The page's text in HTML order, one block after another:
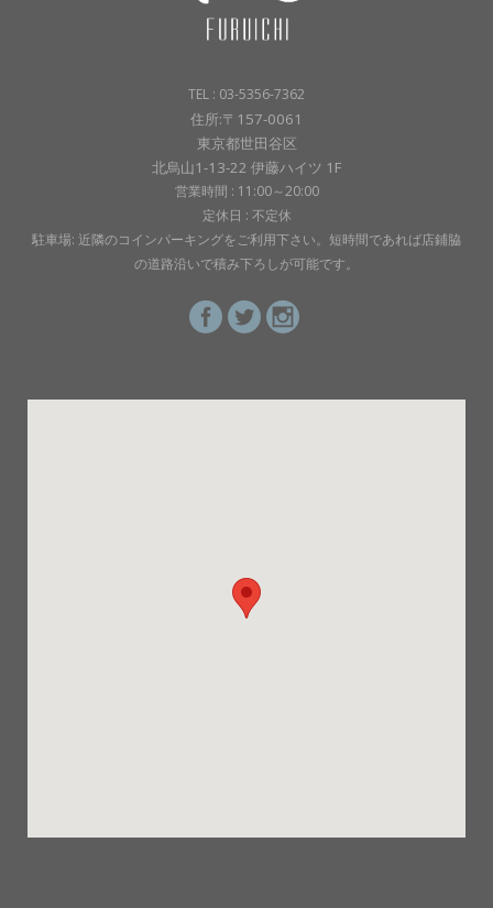
TEL : 03-5356-7362
住所:〒157-0061
東京都世田谷区
北烏山1-13-22 伊藤ハイツ 1F
営業時間 : 11:00～20:00
定休日 : 不定休
駐車場: 近隣のコインパーキングをご利用下さい。短時間であれば店鋪脇
の道路沿いで積み下ろしが可能です。